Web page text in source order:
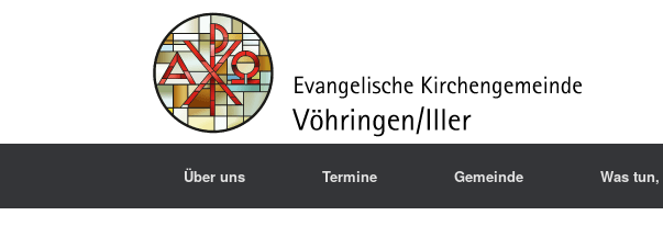
Über uns Termine Gemeinde Was